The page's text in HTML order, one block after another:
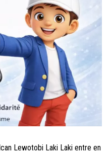
Lewotobi Laki Laki entre en